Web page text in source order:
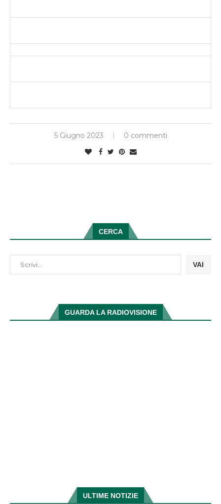
5 Giugno 2023 0 commenti
CERCA
VAI
GUARDA LA RADIOVISIONE
ULTIME NOTIZIE